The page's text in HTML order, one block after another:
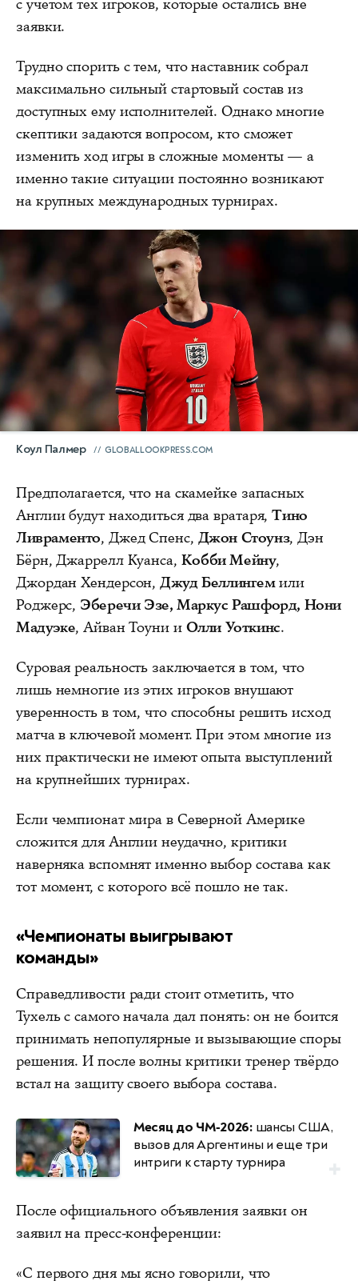
заявки.
Трудно спорить с тем, что наставник собрал
максимально сильный стартовый состав из
доступных ему исполнителей. Однако многие
скептики задаются вопросом, кто сможет
изменить ход игры в сложные моменты — а
именно такие ситуации постоянно возникают
на крупных международных турнирах.
Коул Палмер GLOBALLOOKPRESS.COM
Предполагается, что на скамейке запасных
Англии будут находиться два вратаря,Тино
Ливраменто, Джед Спенс, Джон Стоунз, Дэн
Бёрн, Джаррелл Куанса, Кобби Мейну,
Джордан Хендерсон,Джуд Беллингемили
Роджерс, Эберечи Эзе, Маркус Рашфорд, Нони
Мадуэке, Айван Тоуни и Олли Уоткинс.
Суровая реальность заключается в том, что
лишь немногие из этих игроков внушают
уверенность в том, что способны решить исход
матча в ключевой момент. При этом многие из
них практически не имеют опыта выступлений
на крупнейших турнирах.
Если чемпионат мира в Северной Америке
сложится для Англии неудачно, критики
наверняка вспомнят именно выбор состава как
тот момент, с которого всё пошло не так.
«Чемпионаты выигрывают
команды»
Справедливости ради стоит отметить, что
Тухель с самого начала дал понять: он не боится
принимать непопулярные и вызывающие споры
решения. И после волны критики тренер твёрдо
встал на защиту своего выбора состава.
Месяц до ЧМ‑2026:шансы США,
вызов для Аргентины и еще три
интриги к старту турнира
После официального объявления заявки он
заявил на пресс-конференции:
«С первого дня мы ясно говорили, что